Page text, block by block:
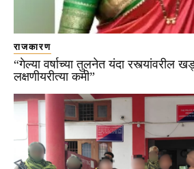
राजकारण
“गेल्या वर्षाच्या तुलनेत यंदा रस्त्यांवरील
लक्षणीयरीत्या कमी”